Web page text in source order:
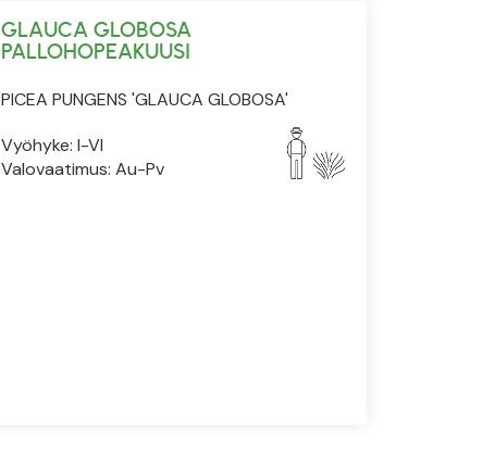
GLAUCA GLOBOSA
PALLOHOPEAKUUSI
PICEA PUNGENS 'GLAUCA GLOBOSA'
Vyöhyke: I-VI
Valovaatimus: Au-Pv